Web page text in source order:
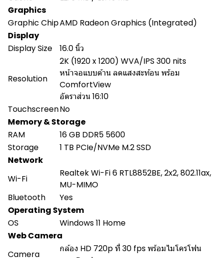
Graphics
Graphic ChipAMD Radeon Graphics (Integrated)
Display
Display Size
16.0 นิ้ว
Resolution
2K (1920 x 1200) WVA/IPS 300 nits
หน้าจอแบบด้าน ลดแสงสะท้อน พร้อม
ComfortView
อัตราส่วน 16:10
TouchscreenNo
Memory & Storage
RAM
16 GB DDR5 5600
Storage
1 TB PCIe/NVMe M.2 SSD
Network
Wi-Fi
Realtek Wi-Fi 6 RTL8852BE, 2x2, 802.11ax,
MU-MIMO
Bluetooth
Yes
Operating System
OS
Windows 11 Home
Web Camera
Camera
กล้อง HD 720p ที่ 30 fps พร้อมไมโครโฟน